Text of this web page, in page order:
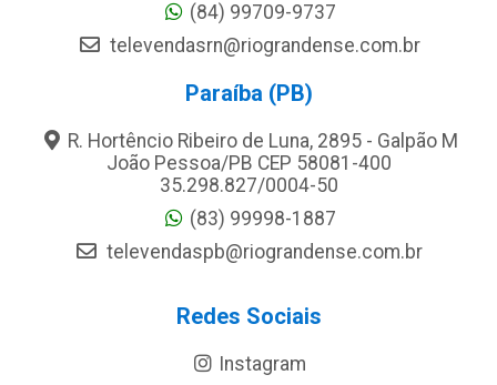
(84) 99709-9737
televendasrn@riograndense.com.br
Paraíba (PB)
R. Hortêncio Ribeiro de Luna, 2895 - Galpão M
João Pessoa/PB CEP 58081-400
35.298.827/0004-50
(83) 99998-1887
televendaspb@riograndense.com.br
Redes Sociais
Instagram